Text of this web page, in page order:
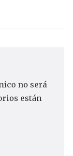
no será
están